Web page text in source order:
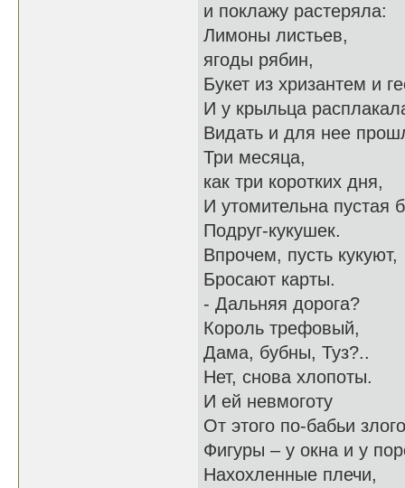
и поклажу растеряла:
Лимоны листьев,
ягоды рябин,
Букет из хризантем и
И у крыльца
Видать и для нее
Три месяца,
как три коротких дня,
И утомительна пустая
Подруг-кукушек.
Впрочем, пусть кукуют,
Бросают карты.
- Дальняя дорога?
Король трефовый,
Дама, бубны, Туз?..
Нет, снова хлопоты.
И ей невмоготу
От этого по-бабьи
Фигуры – у окна и у
Нахохленные плечи,